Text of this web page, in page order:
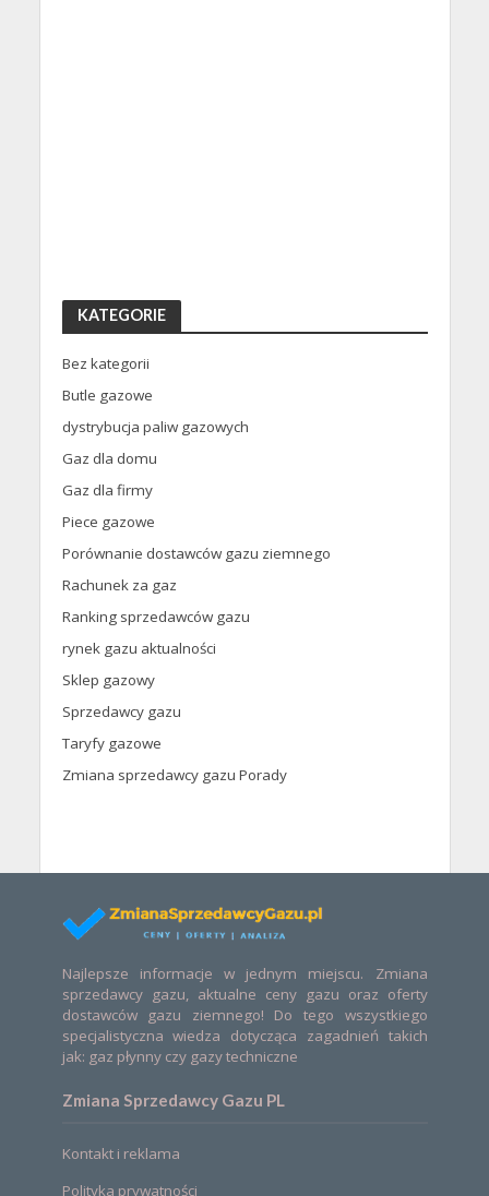
KATEGORIE
Bez kategorii
Butle gazowe
dystrybucja paliw gazowych
Gaz dla domu
Gaz dla firmy
Piece gazowe
Porównanie dostawców gazu ziemnego
Rachunek za gaz
Ranking sprzedawców gazu
rynek gazu aktualności
Sklep gazowy
Sprzedawcy gazu
Taryfy gazowe
Zmiana sprzedawcy gazu Porady
Najlepsze informacje w jednym miejscu. Zmiana
sprzedawcy gazu, aktualne ceny gazu oraz oferty
dostawców gazu ziemnego! Do tego wszystkiego
specjalistyczna wiedza dotycząca zagadnień takich
jak: gaz płynny czy gazy techniczne
Zmiana Sprzedawcy Gazu PL
Kontakt i reklama
Polityka prywatności